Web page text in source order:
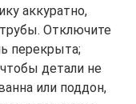
аккуратно,
Отключите
перекрыта;
детали не
или поддон,